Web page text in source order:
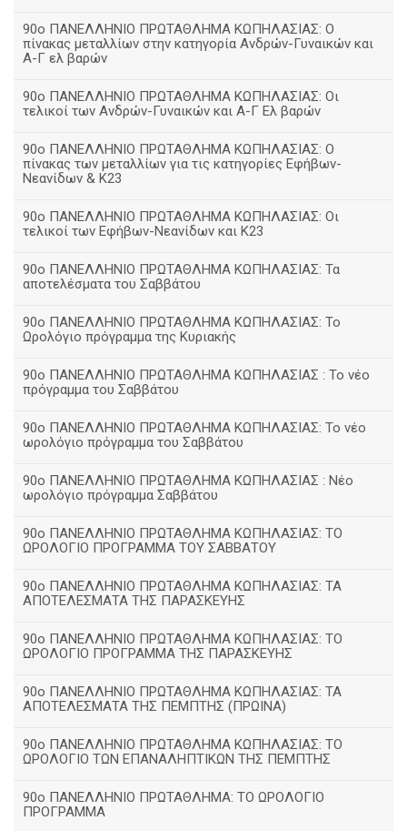
90ο ΠΑΝΕΛΛΗΝΙΟ ΠΡΩΤΑΘΛΗΜΑ ΚΩΠΗΛΑΣΙΑΣ: Ο
πίνακας μεταλλίων στην κατηγορία Ανδρών-Γυναικών και
Α-Γ ελ βαρών
90ο ΠΑΝΕΛΛΗΝΙΟ ΠΡΩΤΑΘΛΗΜΑ ΚΩΠΗΛΑΣΙΑΣ: Οι
τελικοί των Ανδρών-Γυναικών και Α-Γ Ελ βαρών
90ο ΠΑΝΕΛΛΗΝΙΟ ΠΡΩΤΑΘΛΗΜΑ ΚΩΠΗΛΑΣΙΑΣ: Ο
πίνακας των μεταλλίων για τις κατηγορίες Εφήβων-
Νεανίδων & Κ23
90ο ΠΑΝΕΛΛΗΝΙΟ ΠΡΩΤΑΘΛΗΜΑ ΚΩΠΗΛΑΣΙΑΣ: Οι
τελικοί των Εφήβων-Νεανίδων και Κ23
90o ΠΑΝΕΛΛΗΝΙΟ ΠΡΩΤΑΘΛΗΜΑ ΚΩΠΗΛΑΣΙΑΣ: Τα
αποτελέσματα του Σαββάτου
90ο ΠΑΝΕΛΛΗΝΙΟ ΠΡΩΤΑΘΛΗΜΑ ΚΩΠΗΛΑΣΙΑΣ: Το
Ωρολόγιο πρόγραμμα της Κυριακής
90ο ΠΑΝΕΛΛΗΝΙΟ ΠΡΩΤΑΘΛΗΜΑ ΚΩΠΗΛΑΣΙΑΣ : Το νέο
πρόγραμμα του Σαββάτου
90ο ΠΑΝΕΛΛΗΝΙΟ ΠΡΩΤΑΘΛΗΜΑ ΚΩΠΗΛΑΣΙΑΣ: Το νέο
ωρολόγιο πρόγραμμα του Σαββάτου
90ο ΠΑΝΕΛΛΗΝΙΟ ΠΡΩΤΑΘΛΗΜΑ ΚΩΠΗΛΑΣΙΑΣ : Νέο
ωρολόγιο πρόγραμμα Σαββάτου
90ο ΠΑΝΕΛΛΗΝΙΟ ΠΡΩΤΑΘΛΗΜΑ ΚΩΠΗΛΑΣΙΑΣ: ΤΟ
ΩΡΟΛΟΓΙΟ ΠΡΟΓΡΑΜΜΑ ΤΟΥ ΣΑΒΒΑΤΟΥ
90ο ΠΑΝΕΛΛΗΝΙΟ ΠΡΩΤΑΘΛΗΜΑ ΚΩΠΗΛΑΣΙΑΣ: ΤΑ
ΑΠΟΤΕΛΕΣΜΑΤΑ ΤΗΣ ΠΑΡΑΣΚΕΥΗΣ
90ο ΠΑΝΕΛΛΗΝΙΟ ΠΡΩΤΑΘΛΗΜΑ ΚΩΠΗΛΑΣΙΑΣ: ΤΟ
ΩΡΟΛΟΓΙΟ ΠΡΟΓΡΑΜΜΑ ΤΗΣ ΠΑΡΑΣΚΕΥΗΣ
90ο ΠΑΝΕΛΛΗΝΙΟ ΠΡΩΤΑΘΛΗΜΑ ΚΩΠΗΛΑΣΙΑΣ: ΤΑ
ΑΠΟΤΕΛΕΣΜΑΤΑ ΤΗΣ ΠΕΜΠΤΗΣ (ΠΡΩΙΝΑ)
90o ΠΑΝΕΛΛΗΝΙΟ ΠΡΩΤΑΘΛΗΜΑ ΚΩΠΗΛΑΣΙΑΣ: ΤΟ
ΩΡΟΛΟΓΙΟ ΤΩΝ ΕΠΑΝΑΛΗΠΤΙΚΩΝ ΤΗΣ ΠΕΜΠΤΗΣ
90ο ΠΑΝΕΛΛΗΝΙΟ ΠΡΩΤΑΘΛΗΜΑ: ΤΟ ΩΡΟΛΟΓΙΟ
ΠΡΟΓΡΑΜΜΑ